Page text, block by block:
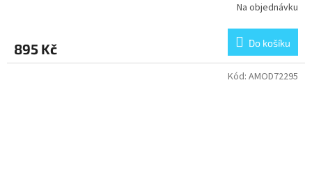
Na objednávku
895 Kč Do košíku
Kód: AMOD72295